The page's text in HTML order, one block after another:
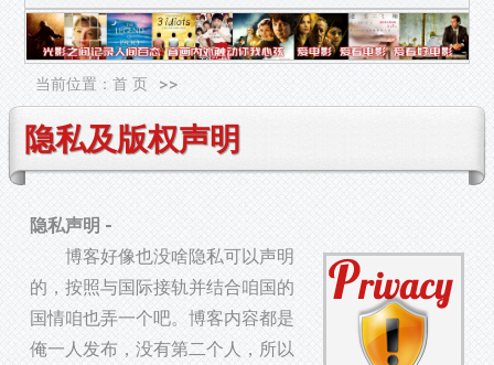
当前位置：首 页 >>
隐私及版权声明
隐私声明 -
博客好像也没啥隐私可以声明
的，按照与国际接轨并结合咱国的
国情咱也弄一个吧。博客内容都是
俺一人发布，没有第二个人，所以